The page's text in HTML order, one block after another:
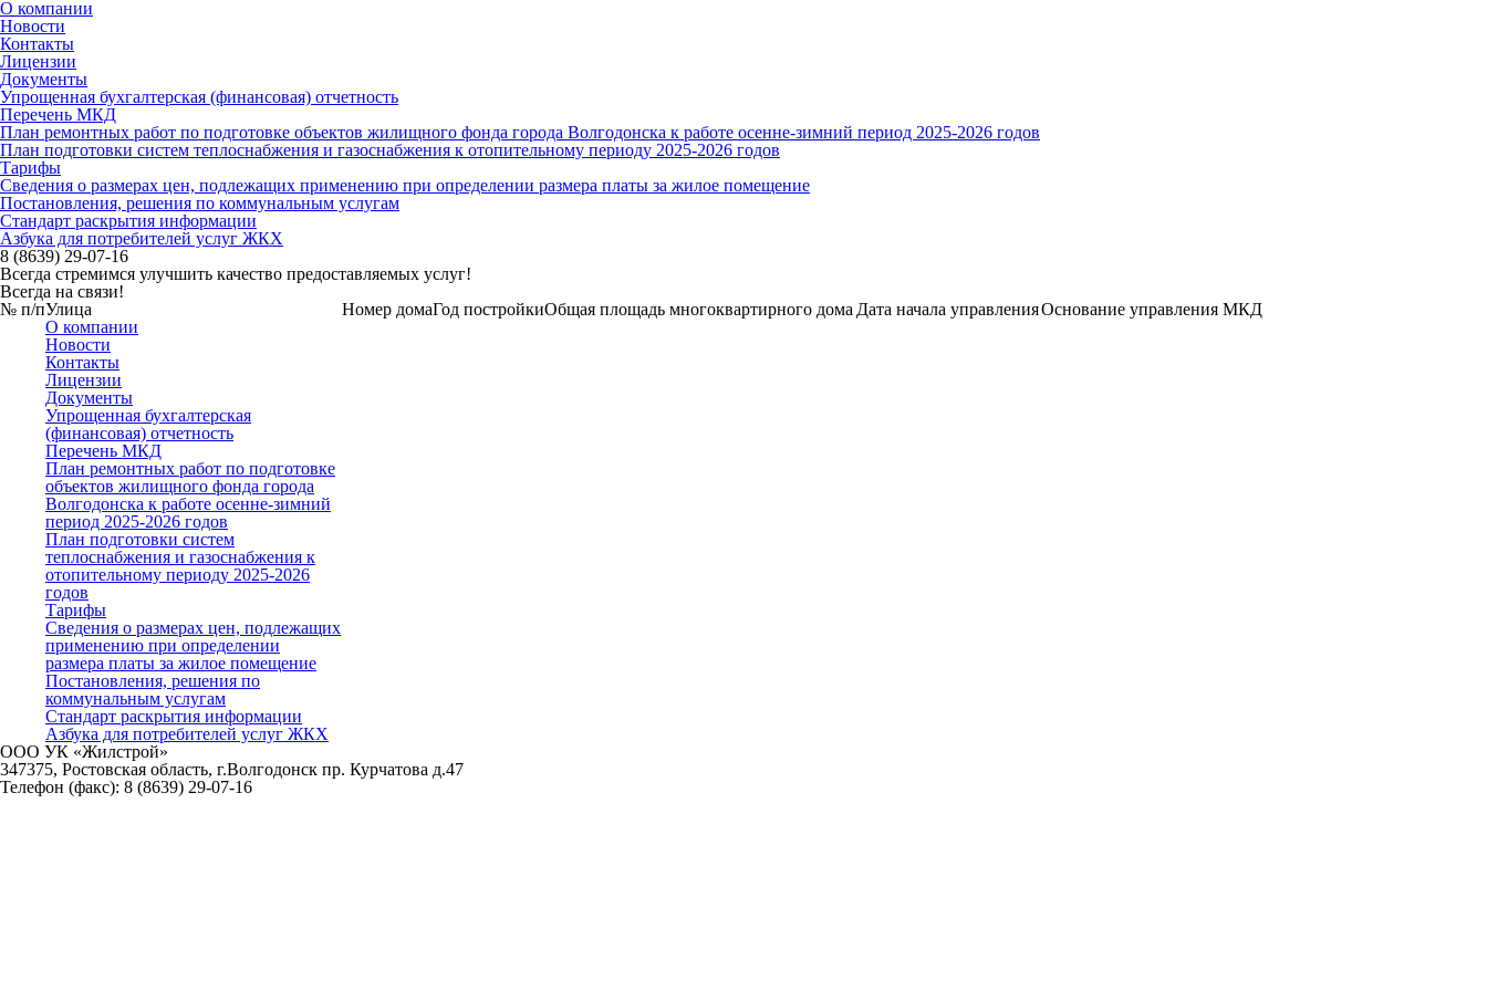
О компании
Новости
Контакты
Лицензии
Документы
Упрощенная бухгалтерская (финансовая) отчетность
Перечень МКД
План ремонтных работ по подготовке объектов жилищного фонда города Волгодонска к работе осенне-зимний период 2025-2026 годов
План подготовки систем теплоснабжения и газоснабжения к отопительному периоду 2025-2026 годов
Тарифы
Сведения о размерах цен, подлежащих применению при определении размера платы за жилое помещение
Постановления, решения по коммунальным услугам
Стандарт раскрытия информации
Азбука для потребителей услуг ЖКХ
8 (8639) 29-07-16
Всегда стремимся улучшить качество предоставляемых услуг!
Всегда на связи!
№ п/пУлица Номер домаГод постройкиОбщая площадь многоквартирного дома Дата начала управленияОснование управления МКД
О компании
Новости
Контакты
Лицензии
Документы
Упрощенная бухгалтерская
(финансовая) отчетность
Перечень МКД
План ремонтных работ по подготовке
объектов жилищного фонда города
Волгодонска к работе осенне-зимний
период 2025-2026 годов
План подготовки систем
теплоснабжения и газоснабжения к
отопительному периоду 2025-2026
годов
Тарифы
Сведения о размерах цен, подлежащих
применению при определении
размера платы за жилое помещение
Постановления, решения по
коммунальным услугам
Стандарт раскрытия информации
Азбука для потребителей услуг ЖКХ
ООО УК «Жилстрой»
347375, Ростовская область, г.Волгодонск пр. Курчатова д.47
Телефон (факс): 8 (8639) 29-07-16